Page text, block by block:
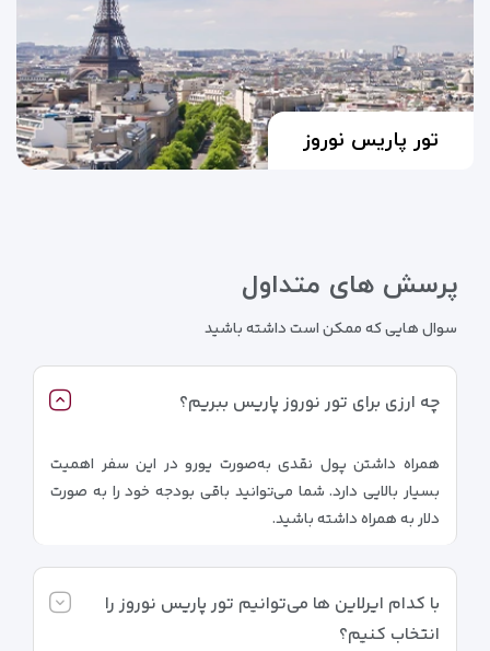
تور پاریس نوروز
پرسش های متداول
سوال هایی که ممکن است داشته باشید
چه ارزی برای تور نوروز پاریس ببریم؟
همراه داشتن پول نقدی به‌صورت یورو در این سفر اهمیت
بسیار بالایی دارد. شما می‌توانید باقی بودجه خود را به صورت
دلار به همراه داشته باشید.
با کدام ایرلاین ها می‌توانیم تور پاریس نوروز را
انتخاب کنیم؟